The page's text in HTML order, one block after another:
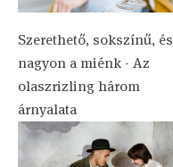
Szerethető, sokszínű, és
nagyon a miénk - Az
olaszrizling három
árnyalata